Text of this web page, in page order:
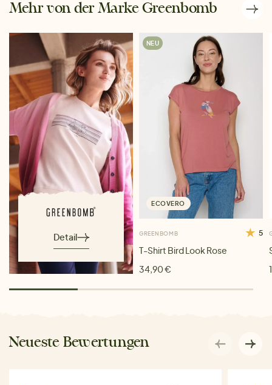
Mehr von der Marke Greenbomb
Detail
NEU
ECOVERO
GREENBOMB 5
T-Shirt Bird Look Rose
34,90 €
Neueste Bewertungen